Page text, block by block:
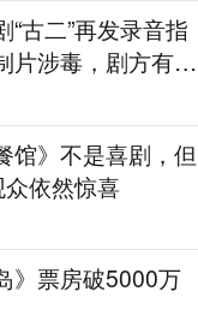
古二”再发录音指
片涉毒，剧方有税
家卫称“一点够
出事”
馆》不是喜剧，但
众依然惊喜
》票房破5000万